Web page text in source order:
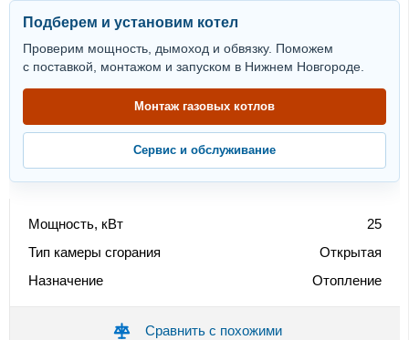
Подберем и установим котел
Проверим мощность, дымоход и обвязку. Поможем
с поставкой, монтажом и запуском в Нижнем Новгороде.
Монтаж газовых котлов
Сервис и обслуживание
Мощность, кВт
25
Тип камеры сгорания
Открытая
Назначение
Отопление
Сравнить с похожими